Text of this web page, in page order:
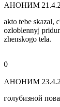
АНОНИМ
akto tebe skazal,
ozloblennyj
zhenskogo tela.
0
АНОНИМ
голубизной